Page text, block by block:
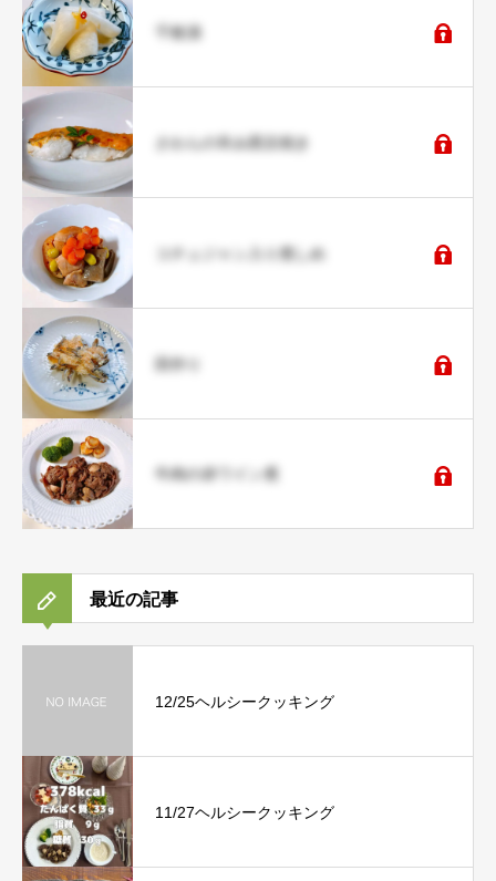
千枚漬
さわらの辛み西京焼き
コチュジャン入り煮しめ
田作り
牛肉の赤ワイン煮
最近の記事
12/25ヘルシークッキング
11/27ヘルシークッキング